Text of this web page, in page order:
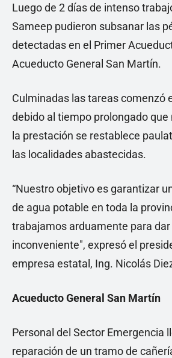
Luego de 2 días de intenso
Sameep pudieron subsanar las
detectadas en el Primer
Acueducto General San Martín.
Culminadas las tareas comenzó
debido al tiempo prolongado que
la prestación se restablece
las localidades abastecidas.
“Nuestro objetivo es garantizar
de agua potable en toda la
trabajamos arduamente para
inconveniente", expresó el
empresa estatal, Ing. Nicolás
Acueducto General San Martín
Personal del Sector Emergencia
reparación de un tramo de